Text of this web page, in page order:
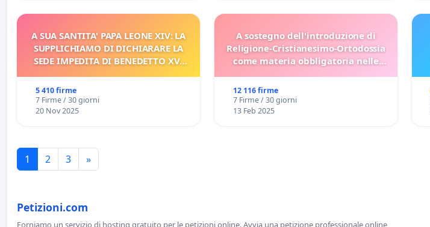
A SUA SANTITA' PAPA LEONE XIV: LA
SUPPLICHIAMO DI DICHIARARE LA
SEDE IMPEDITA DI BENEDETTO XVI
5 410 firme
7 Firme / 30 giorni
20 Nov 2025
A sostegno dell'introduzione di
Religione-Cristianesimo-Ortodossia
come materia obbligatoria nelle
12 116 firme
7 Firme / 30 giorni
13 Feb 2025
1 2 3 »
Petizioni.com
Forniamo un servizio di hosting gratuito per le petizioni online. Avvia una petizione professionale online